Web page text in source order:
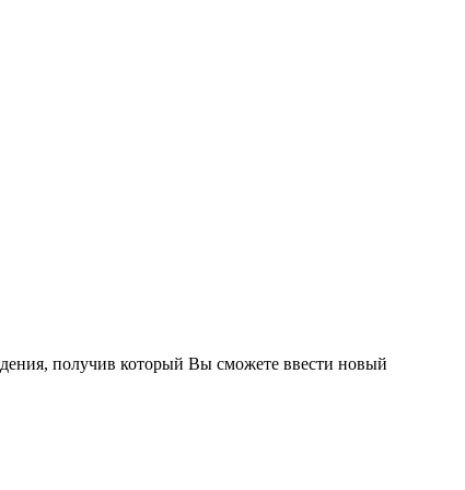
получив который Вы сможете ввести новый